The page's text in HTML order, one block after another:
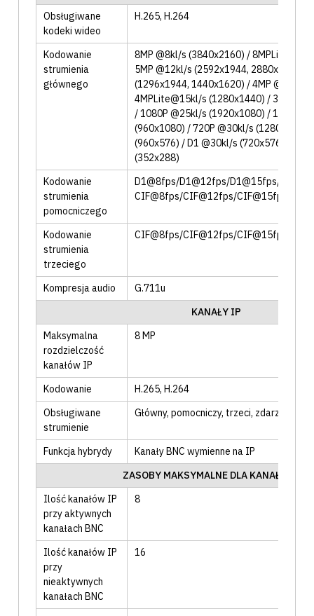
Obsługiwane
kodeki wideo
H.265, H.264
Kodowanie
strumienia
głównego
8MP @8kl/s (3840x2160) /
5MP @12kl/s (2592x1944, 2880x1620) /
(1296x1944, 1440x1620) / 4MP @15kl/s
4MPLite@15kl/s (1280x1440) / 3MP
/ 1080P @25kl/s (1920x1080) /
(960x1080) / 720P @30kl/s (1280x720)
(960x576) / D1 @30kl/s (720x576) / CIF
(352x288)
Kodowanie
strumienia
pomocniczego
D1@8fps/D1@12fps/D1@15fps/
CIF@8fps/CIF@12fps/CIF@15fps/
Kodowanie
strumienia
trzeciego
CIF@8fps/CIF@12fps/CIF@15fps/
Kompresja audio
G.711u
KANAŁY IP
Maksymalna
rozdzielczość
kanałów IP
8 MP
Kodowanie H.265, H.264
Obsługiwane
strumienie
Główny, pomocniczy, trzeci, zdarzeniowy
Funkcja hybrydy
Kanały BNC wymienne na IP
ZASOBY MAKSYMALNE DLA KANAŁÓW IP
Ilość kanałów IP
przy aktywnych
kanałach BNC
8
Ilość kanałów IP
przy
nieaktywnych
kanałach BNC
16